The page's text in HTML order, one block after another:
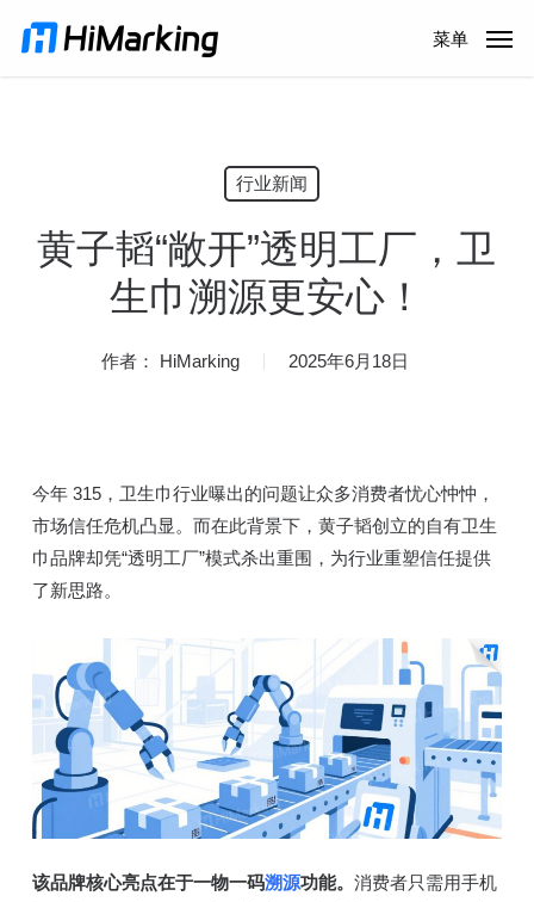
菜单
行业新闻
黄子韬“敞开”透明工厂，卫
生巾溯源更安心！
作者： HiMarking 2025年6月18日
今年 315，卫生巾行业曝出的问题让众多消费者忧心忡忡，
市场信任危机凸显。而在此背景下，黄子韬创立的自有卫生
巾品牌却凭“透明工厂”模式杀出重围，为行业重塑信任提供
了新思路。
该品牌核心亮点在于一物一码溯源功能。 消费者只需用手机